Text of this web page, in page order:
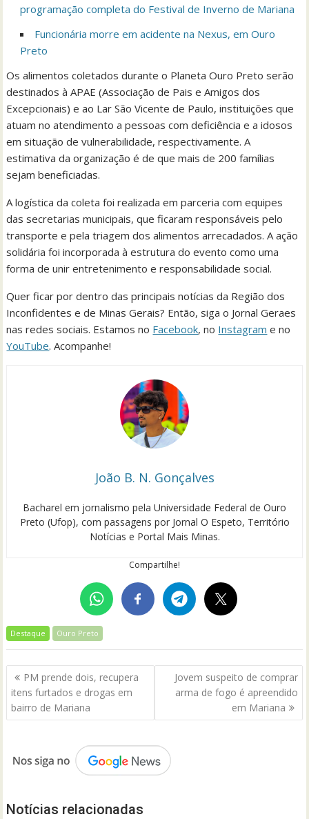
programação completa do Festival de Inverno de Mariana
Funcionária morre em acidente na Nexus, em Ouro
Preto
Os alimentos coletados durante o Planeta Ouro Preto serão
destinados à APAE (Associação de Pais e Amigos dos
Excepcionais) e ao Lar São Vicente de Paulo, instituições que
atuam no atendimento a pessoas com deficiência e a idosos
em situação de vulnerabilidade, respectivamente. A
estimativa da organização é de que mais de 200 famílias
sejam beneficiadas.
A logística da coleta foi realizada em parceria com equipes
das secretarias municipais, que ficaram responsáveis pelo
transporte e pela triagem dos alimentos arrecadados. A ação
solidária foi incorporada à estrutura do evento como uma
forma de unir entretenimento e responsabilidade social.
Quer ficar por dentro das principais notícias da Região dos
Inconfidentes e de Minas Gerais? Então, siga o Jornal Geraes
nas redes sociais. Estamos no Facebook, no Instagram e no
YouTube. Acompanhe!
João B. N. Gonçalves
Bacharel em jornalismo pela Universidade Federal de Ouro
Preto (Ufop), com passagens por Jornal O Espeto, Território
Notícias e Portal Mais Minas.
Compartilhe!
Destaque Ouro Preto
Navegação
de
Post
PM prende dois, recupera
itens furtados e drogas em
bairro de Mariana
Jovem suspeito de comprar
arma de fogo é apreendido
em Mariana
Notícias relacionadas